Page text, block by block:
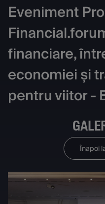
Eveniment
financiare,
economiei și
pentru viitor -
Înapoi